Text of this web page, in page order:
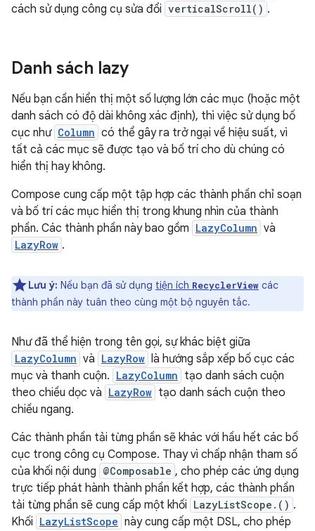
cách sử dụng công cụ sửa đổi verticalScroll() .
Danh sách lazy
Nếu bạn cần hiển thị một số lượng lớn các mục (hoặc một
danh sách có độ dài không xác định), thì việc sử dụng bố
cục như Column có thể gây ra trở ngại về hiệu suất, vì
tất cả các mục sẽ được tạo và bố trí cho dù chúng có
hiển thị hay không.
Compose cung cấp một tập hợp các thành phần chỉ soạn
và bố trí các mục hiển thị trong khung nhìn của thành
phần. Các thành phần này bao gồm LazyColumn và
LazyRow .
Lưu ý: Nếu bạn đã sử dụng tiện ích RecyclerView các
thành phần này tuân theo cùng một bộ nguyên tắc.
Như đã thể hiện trong tên gọi, sự khác biệt giữa
LazyColumn và LazyRow là hướng sắp xếp bố cục các
mục và thanh cuộn. LazyColumn tạo danh sách cuộn
theo chiều dọc và LazyRow tạo danh sách cuộn theo
chiều ngang.
Các thành phần tải từng phần sẽ khác với hầu hết các bố
cục trong công cụ Compose. Thay vì chấp nhận tham số
của khối nội dung @Composable , cho phép các ứng dụng
trực tiếp phát hành thành phần kết hợp, các thành phần
tải từng phần sẽ cung cấp một khối LazyListScope.() .
Khối LazyListScope này cung cấp một DSL, cho phép